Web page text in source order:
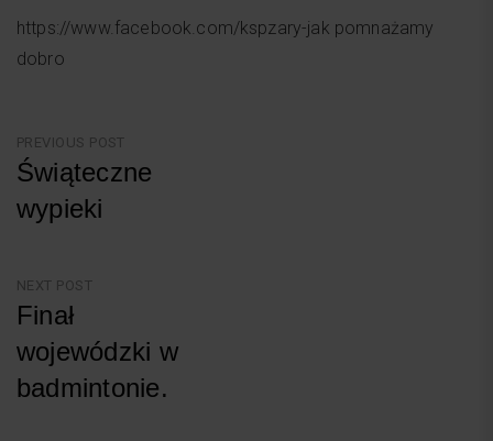
https://www.facebook.com/kspzary-jak pomnażamy
dobro
Nawigacja
wpisu
PREVIOUS POST
Świąteczne
wypieki
NEXT POST
Finał
wojewódzki w
badmintonie.